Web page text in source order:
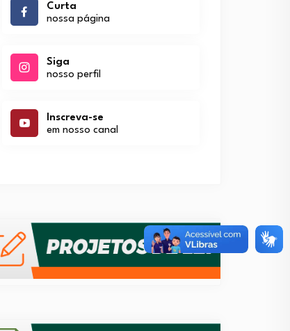
Curta
nossa página
Siga
nosso perfil
Inscreva-se
em nosso canal